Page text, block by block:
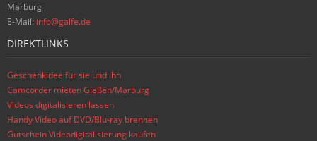
Marburg
E-Mail: info@galfe.de
DIREKTLINKS
Geschenkidee für sie und ihn
Camcorder mieten Gießen/Marburg
Videos digitalisieren lassen
Handy Video auf DVD/Blu-ray brennen
Gutschein Videodigitalisierung kaufen